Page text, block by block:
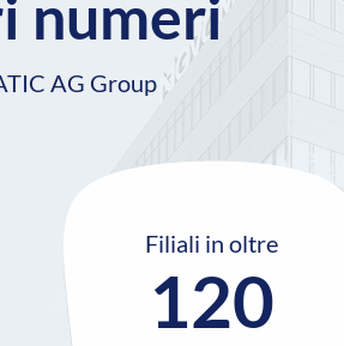
numeri
AG Group
Filiali in oltre
120